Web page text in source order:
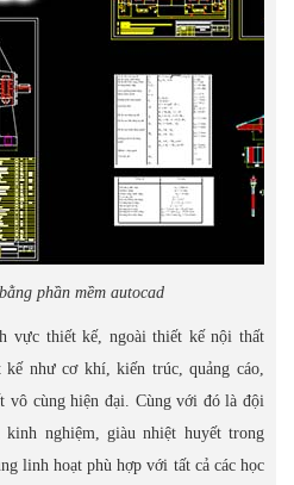
phần mềm autocad
vực thiết kế, ngoài thiết kế nội thất
như cơ khí, kiến trúc, quảng cáo,
vô cùng hiện đại. Cùng với đó là đội
nghiệm, giàu nhiệt huyết trong
linh hoạt phù hợp với tất cả các học